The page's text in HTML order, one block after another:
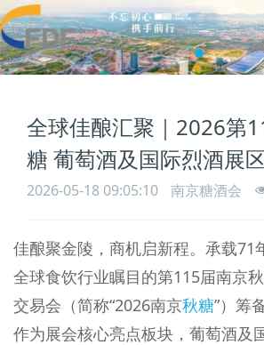
全球佳酿汇聚｜2026第
糖 葡萄酒及国际烈酒展
2026-05-18 09:05:10 南京糖酒会
佳酿聚金陵，商机启新程。承载71
全球食饮行业瞩目的第115届南京
交易会（简称“2026南京秋糖”）筹
作为展会核心亮点板块，葡萄酒及